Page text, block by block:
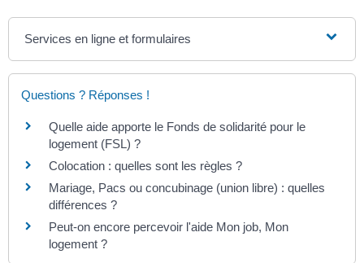
Services en ligne et formulaires
Questions ? Réponses !
Quelle aide apporte le Fonds de solidarité pour le
logement (FSL) ?
Colocation : quelles sont les règles ?
Mariage, Pacs ou concubinage (union libre) : quelles
différences ?
Peut-on encore percevoir l'aide Mon job, Mon
logement ?